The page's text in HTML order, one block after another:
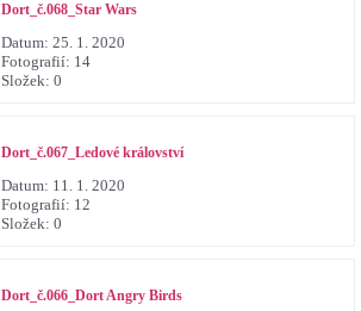
Dort_č.068_Star Wars
Datum: 25. 1. 2020
Fotografií: 14
Složek: 0
Dort_č.067_Ledové království
Datum: 11. 1. 2020
Fotografií: 12
Složek: 0
Dort_č.066_Dort Angry Birds